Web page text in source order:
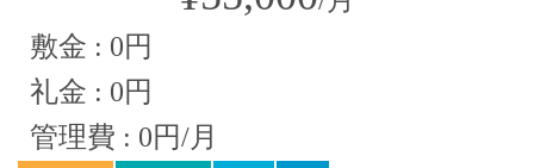
敷金 : 0円
礼金 : 0円
管理費 : 0円/月